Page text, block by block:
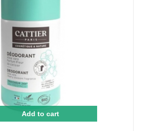
Add to cart